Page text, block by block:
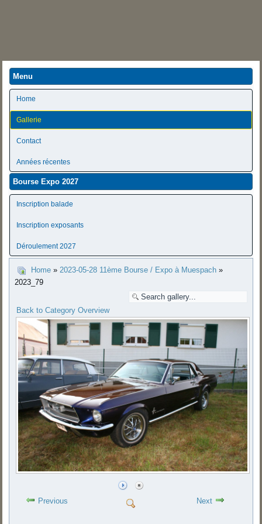
Menu
Home
Gallerie
Contact
Années récentes
Bourse Expo 2027
Inscription balade
Inscription exposants
Déroulement 2027
Home »2023-05-28 11ème Bourse / Expo à Muespach »
2023_79
Back to Category Overview
Previous Next